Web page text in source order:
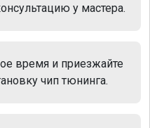
у мастера.
время и приезжайте
чип тюнинга.